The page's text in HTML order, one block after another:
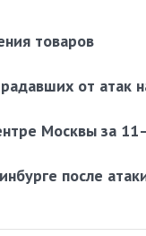
товаров
от атак
Москвы за
после